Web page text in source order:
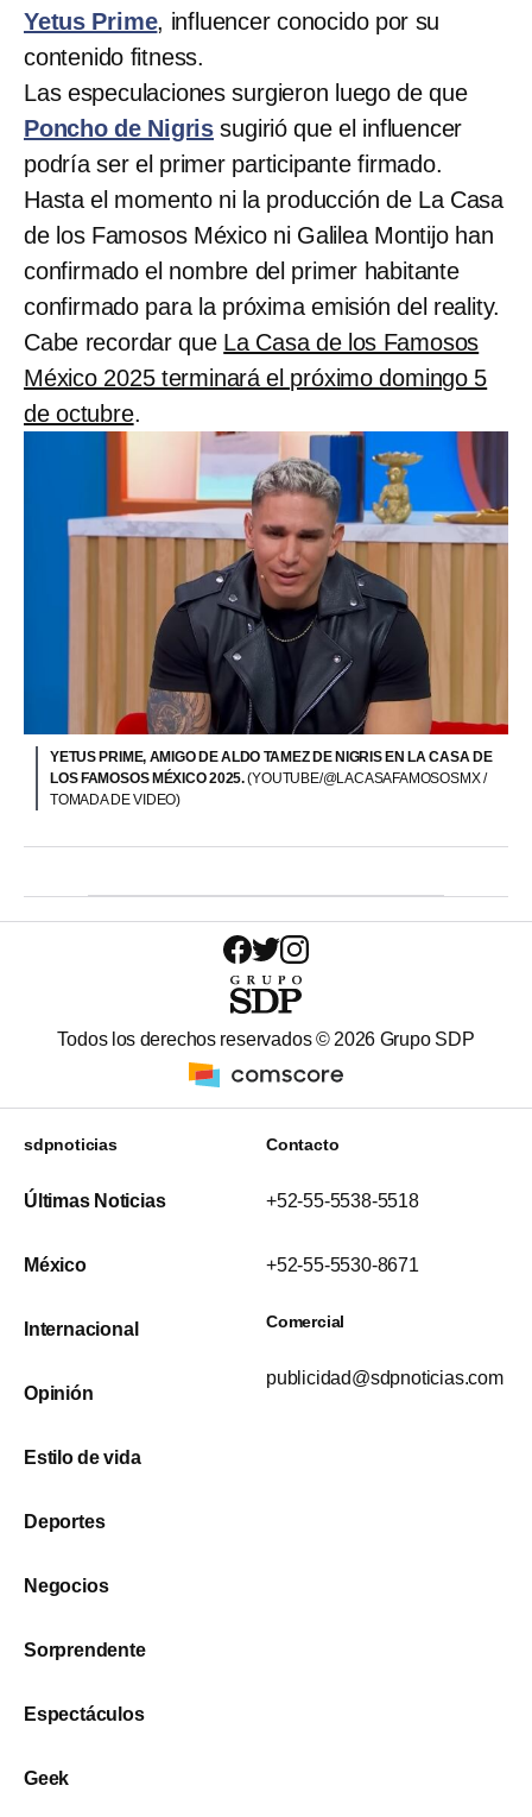
Yetus Prime, influencer conocido por su
contenido fitness.
Las especulaciones surgieron luego de que
Poncho de Nigris sugirió que el influencer
podría ser el primer participante firmado.
Hasta el momento ni la producción de La Casa
de los Famosos México ni Galilea Montijo han
confirmado el nombre del primer habitante
confirmado para la próxima emisión del reality.
Cabe recordar que La Casa de los Famosos
México 2025 terminará el próximo domingo 5
de octubre.
YETUS PRIME, AMIGO DE ALDO TAMEZ DE NIGRIS EN LA CASA DE
LOS FAMOSOS MÉXICO 2025.(YOUTUBE/@LACASAFAMOSOSMX /
TOMADA DE VIDEO)
Todos los derechos reservados © 2026 Grupo SDP
sdpnoticias
Últimas Noticias
México
Internacional
Opinión
Estilo de vida
Deportes
Negocios
Sorprendente
Espectáculos
Geek
Contacto
+52-55-5538-5518
+52-55-5530-8671
Comercial
publicidad@sdpnoticias.com